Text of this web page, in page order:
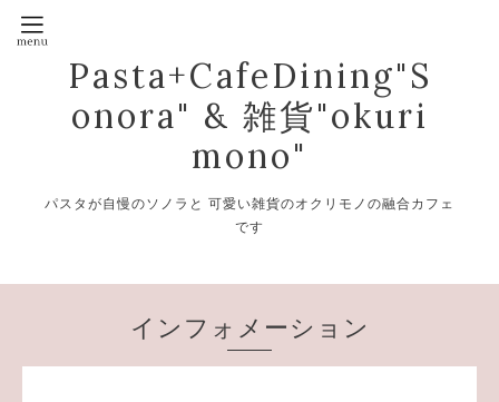
Pasta+CafeDining"S
onora" & 雑貨"okuri
mono"
パスタが自慢のソノラと 可愛い雑貨のオクリモノの融合カフェ
です
インフォメーション